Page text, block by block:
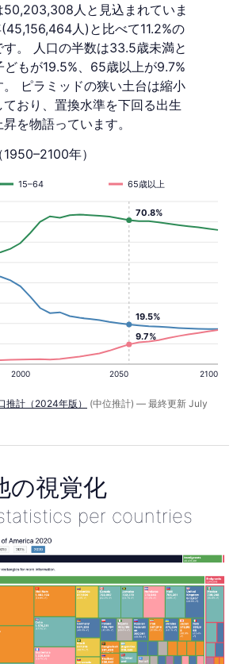
50,203,308人と見込まれていま
人)と比べて11.2%の
。 人口の半数は33.5歳未満と
どもが19.5%、65歳以上が9.7%
ピラミッドの狭い土台は縮小
おり、置換水準を下回る出生
を物語っています。
年）
2000 2050 2100
15–64 65歳以上
19.5%
9.7%
70.8%
推計（2024年版）
(中位推計) — 最終更新 July
の視覚化
per countries